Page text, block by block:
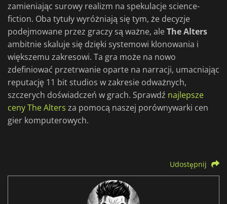
zamieniając surowy realizm na spekulacje science-
fiction. Oba tytuły wyróżniają się tym, że decyzje
podejmowane przez graczy są ważne, aleThe Alters
ambitnie skaluje się dzięki systemowi klonowania i
większemu zakresowi. Ta gra może na nowo
zdefiniować przetrwanie oparte na narracji, umacniając
reputację 11 bit studios w zakresie odważnych,
szczerych doświadczeń w grach. Sprawdź najlepsze
ceny The Alters za pomocą naszej porównywarki cen
gier komputerowych.
Udostępnij